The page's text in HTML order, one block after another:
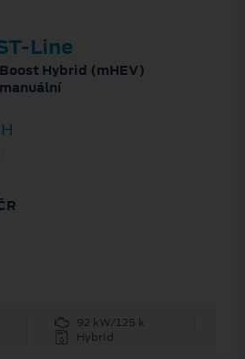
Line
Hybrid (mHEV)
92 kW/125 k
Hybrid